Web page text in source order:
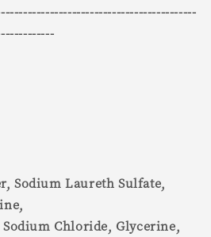
Sodium Laureth Sulfate,
Chloride, Glycerine,